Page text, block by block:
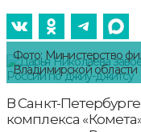
Фото: Министерство
Владимирской области
В Санкт-
комплекса